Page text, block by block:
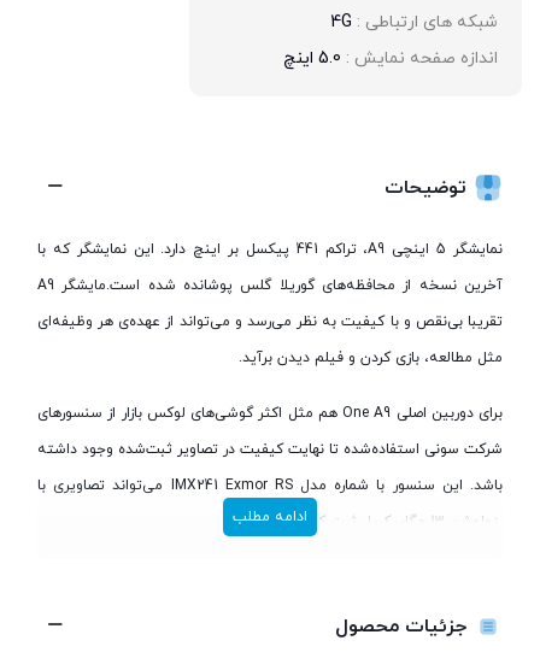
شبکه های ارتباطی : 4G
اندازه صفحه نمایش : 5.0 اینچ
توضیحات
نمایشگر 5 اینچی A9، تراکم 441 پیکسل بر اینچ دارد. این نمایشگر که با
آخرین نسخه از محافظه‌های گوریلا گلس پوشانده شده است.مایشگر A9
تقریبا بی‌نقص و با کیفیت به نظر می‌رسد و می‌تواند از عهده‌ی هر وظیفه‌ای
مثل مطالعه، بازی کردن و فیلم دیدن برآید.
برای دوربین اصلی One A9 هم مثل اکثر گوشی‌های لوکس بازار از سنسور‌های
شرکت سونی استفاده‌شده تا نهایت کیفیت در تصاویر ثبت‌شده وجود داشته
باشد. این سنسور با شماره مدل IMX241 Exmor RS می‌تواند تصاویری با
رزولوشن 13 مگاپیکسل ثبت کند.
ادامه مطلب
جزئیات محصول